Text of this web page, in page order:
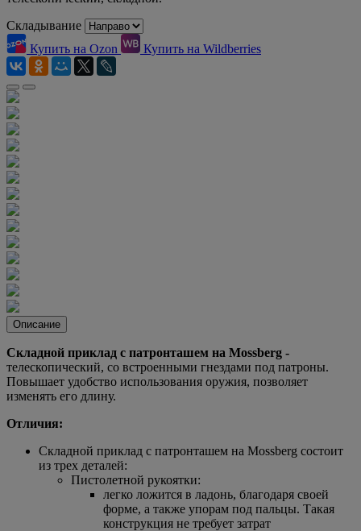
Складывание
Купить на Ozon
Купить на Wildberries
Описание
Складной приклад с патронташем на Mossberg -
телескопический, со встроенными гнездами под патроны.
Повышает удобство использования оружия, позволяет
изменять его длину.
Отличия:
Складной приклад с патронташем на Mossberg состоит
из трех деталей:
Пистолетной рукоятки:
легко ложится в ладонь, благодаря своей
форме, а также упорам под пальцы. Такая
конструкция не требует затрат